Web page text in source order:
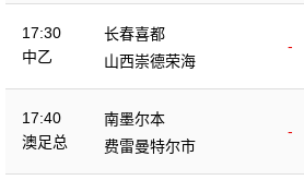
17:30
中乙
长春喜都
-
山西崇德荣海
17:40
澳足总
南墨尔本
-
费雷曼特尔市